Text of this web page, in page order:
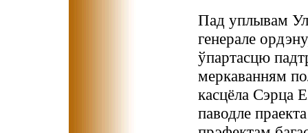
Пад уплывам
генерале
ўпартасцю
меркаванням
касцёла Сэрца
паводле